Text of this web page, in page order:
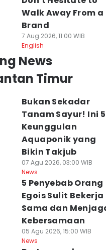
Walk Away From a
Brand
7 Aug 2026, 11:00 WIB
English
News
Timur
Bukan Sekadar
Tanam Sayur! Ini 5
Keunggulan
Aquaponik yang
Bikin Takjub
07 Agu 2026, 03:00 WIB
News
5 Penyebab Orang
Egois Sulit Bekerja
Sama dan
Kebersamaan
05 Agu 2026, 15:00 WIB
News